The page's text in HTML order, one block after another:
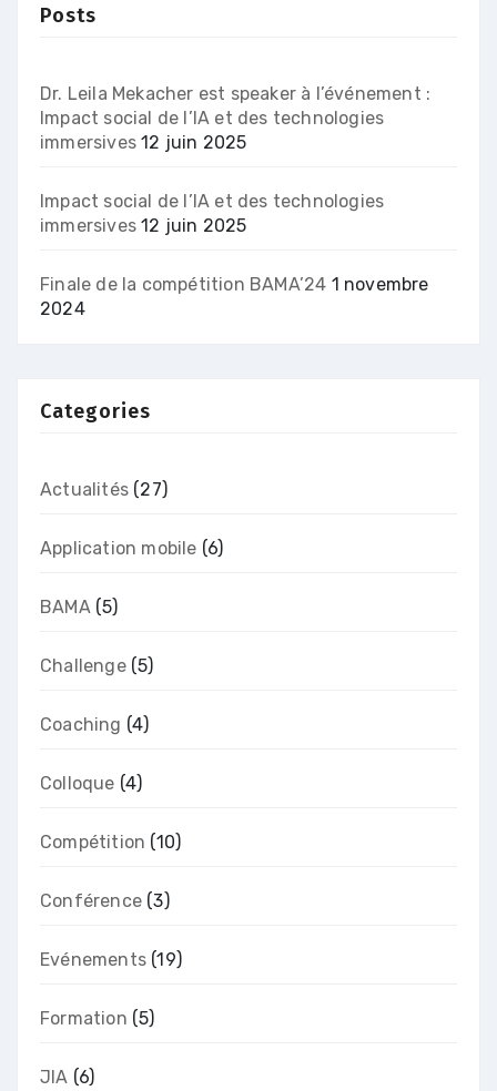
Posts
Dr. Leila Mekacher est speaker à l’événement :
Impact social de l’IA et des technologies
immersives 12 juin 2025
Impact social de l’IA et des technologies
immersives 12 juin 2025
Finale de la compétition BAMA’24 1 novembre
2024
Categories
Actualités (27)
Application mobile (6)
BAMA(5)
Challenge(5)
Coaching (4)
Colloque (4)
Compétition (10)
Conférence (3)
Evénements (19)
Formation (5)
JIA (6)